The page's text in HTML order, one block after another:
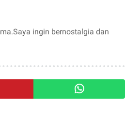
ingin bernostalgia dan